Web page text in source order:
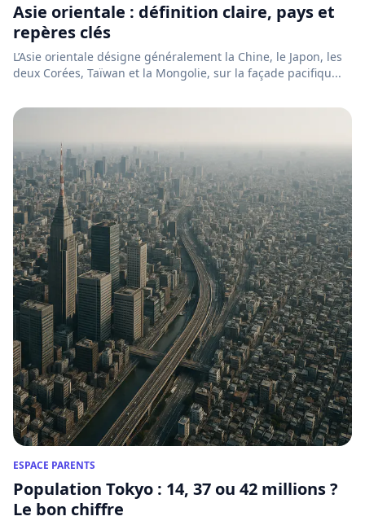
Asie orientale : définition claire, pays et
repères clés
L’Asie orientale désigne généralement la Chine, le Japon, les
deux Corées, Taïwan et la Mongolie, sur la façade pacifiqu...
ESPACE PARENTS
Population Tokyo : 14, 37 ou 42 millions ?
Le bon chiffre